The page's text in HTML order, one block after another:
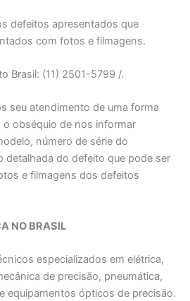
defeitos apresentados que
com fotos e filmagens.
Brasil: (11) 2501-5799 /.
seu atendimento de uma forma
o obséquio de nos informar
número de série do
detalhada do defeito que pode ser
e filmagens dos defeitos
NO BRASIL
especializados em elétrica,
de precisão, pneumática,
equipamentos ópticos de precisão.